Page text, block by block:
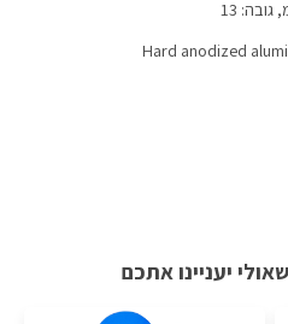
Hard anodized
יעניינו אתכם